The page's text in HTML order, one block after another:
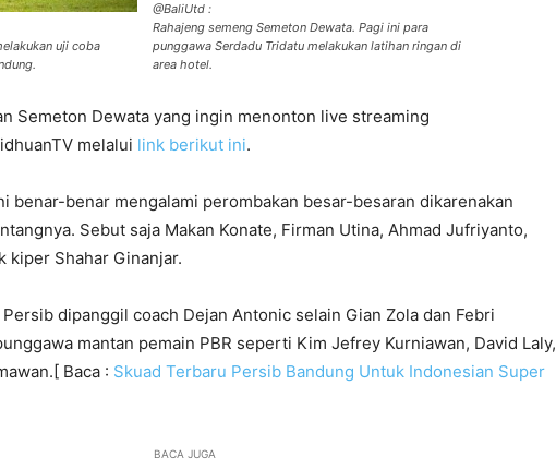
uji coba
@BaliUtd :
Rahajeng semeng Semeton Dewata. Pagi ini para
punggawa Serdadu Tridatu melakukan latihan ringan di
area hotel.
Semeton Dewata yang ingin menonton live streaming
melalui link berikut ini.
benar-benar mengalami perombakan besar-besaran dikarenakan
Sebut saja Makan Konate, Firman Utina, Ahmad Jufriyanto,
kiper Shahar Ginanjar.
dipanggil coach Dejan Antonic selain Gian Zola dan Febri
mantan pemain PBR seperti Kim Jefrey Kurniawan, David Laly,
Baca : Skuad Terbaru Persib Bandung Untuk Indonesian Super
BACA JUGA